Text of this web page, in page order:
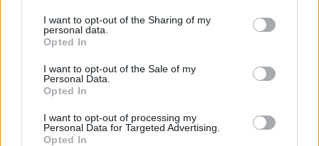
not limited to your visit or usage behaviour. You may click to
grant or deny consent to Google and its third-party tags to
use your data for below specified purposes in below Google
consent section.
I want to opt-out of the Sharing of my
personal data.
Opted In
I want to opt-out of the Sale of my
Personal Data.
Opted In
I want to opt-out of processing my
Personal Data for Targeted Advertising.
Opted In
2026.08.05. szol24.hu
Tánccal, zeneszóval és vásárral telik meg
Ismét a Kárpát-medencei folklór és a hagyományőrzés
központjává válik Jászberény, ma indul a XXXIV. Csángó
Fesztivált....
JNSZ megyei hírek